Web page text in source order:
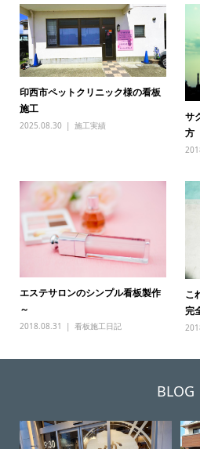
印西市ペットクリニック様の看板
施工
2025.08.30 施工実績
サ
方
エステサロンのシンプル看板製作
～
2018.08.31 看板施工日記
こ
完
BLOG